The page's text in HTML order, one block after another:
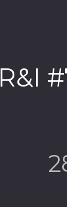
R&I